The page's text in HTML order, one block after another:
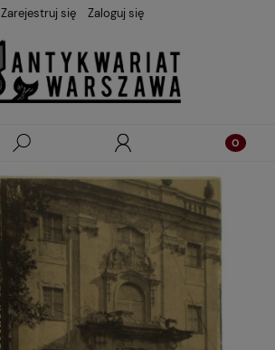
Zarejestruj się Zaloguj się